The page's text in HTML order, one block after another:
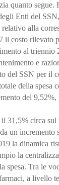
quanto
Enti del
alla
costo rilevato
al triennio
e
del SSN per il
della spesa
del 9,52%,
circa sul
un
la dinamica
la
spesa. Tra le
a livello